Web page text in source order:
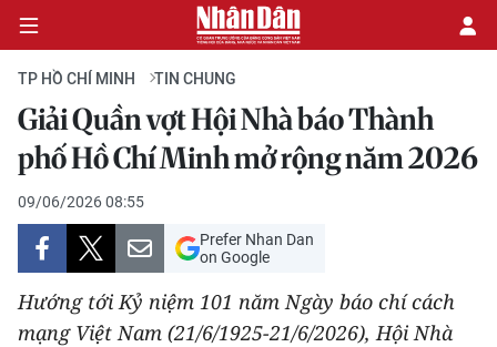
CHÍNH TRỊ
KINH TẾ
VĂN HÓA
XÃ HỘI
TP HỒ CHÍ MINH TIN CHUNG
Giải Quần vợt Hội Nhà báo Thành
phố Hồ Chí Minh mở rộng năm 2026
09/06/2026 08:55
Prefer Nhan Dan
on Google
Hướng tới Kỷ niệm 101 năm Ngày báo chí cách
mạng Việt Nam (21/6/1925-21/6/2026), Hội Nhà